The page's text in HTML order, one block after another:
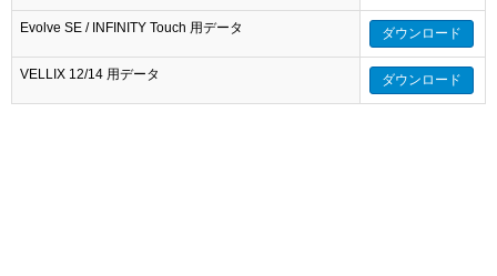
Evolve SE / INFINITY Touch 用データ ダウンロード
VELLIX 12/14 用データ ダウンロード